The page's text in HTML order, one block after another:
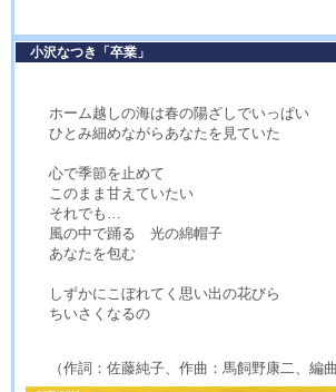
小沢なつき「卒業」
ホーム越しの海は春の陽ざしでいっぱい
ひとみ細めながらあなたを見ていた
心で季節を止めて
このまま甘えていたい
それでも…
風の中で踊る 光の綿帽子
あなたを包む
しずかにこぼれてく思い出の花びら
ちいさくなるの
（作詞：佐藤純子、作曲：馬飼野康二、編